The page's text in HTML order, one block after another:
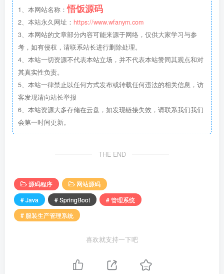
1、本网站名称：悟饭源码
2、本站永久网址： https://www.wfanym.com
3、本网站的文章部分内容可能来源于网络，仅供大家学习与参
考，如有侵权，请联系站长进行删除处理。
4、本站一切资源不代表本站立场，并不代表本站赞同其观点和对
其真实性负责。
5、本站一律禁止以任何方式发布或转载任何违法的相关信息，访
客发现请向站长举报
6、本站资源大多存储在云盘，如发现链接失效，请联系我们我们
会第一时间更新。
THE END
源码程序
网站源码
# Java
# SpringBoot
# 管理系统
# 服装生产管理系统
喜欢就支持一下吧